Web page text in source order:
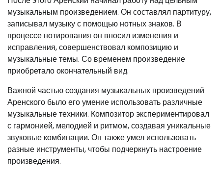
музыкальным произведением. Он составлял партитуру,
записывал музыку с помощью нотных знаков. В
процессе нотирования он вносил изменения и
исправления, совершенствовал композицию и
музыкальные темы. Со временем произведение
приобретало окончательный вид.
Важной частью создания музыкальных произведений
Аренского было его умение использовать различные
музыкальные техники. Композитор экспериментировал
с гармонией, мелодией и ритмом, создавая уникальные
звуковые комбинации. Он также умел использовать
разные инструменты, чтобы подчеркнуть настроение
произведения.